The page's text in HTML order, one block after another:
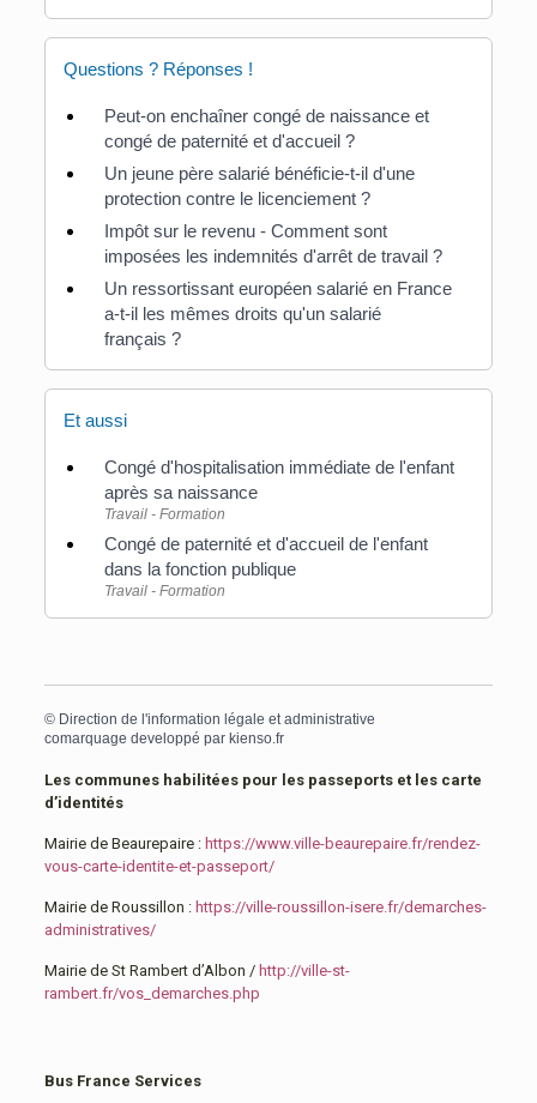
Questions ? Réponses !
Peut-on enchaîner congé de naissance et
congé de paternité et d'accueil ?
Un jeune père salarié bénéficie-t-il d'une
protection contre le licenciement ?
Impôt sur le revenu - Comment sont
imposées les indemnités d'arrêt de travail ?
Un ressortissant européen salarié en France
a-t-il les mêmes droits qu'un salarié
français ?
Et aussi
Congé d'hospitalisation immédiate de l'enfant
après sa naissance
Travail - Formation
Congé de paternité et d'accueil de l'enfant
dans la fonction publique
Travail - Formation
© Direction de l'information légale et administrative
comarquage developpé par kienso.fr
Les communes habilitées pour les passeports et les carte
d’identités
Mairie de Beaurepaire : https://www.ville-beaurepaire.fr/rendez-
vous-carte-identite-et-passeport/
Mairie de Roussillon : https://ville-roussillon-isere.fr/demarches-
administratives/
Mairie de St Rambert d’Albon / http://ville-st-
rambert.fr/vos_demarches.php
Bus France Services